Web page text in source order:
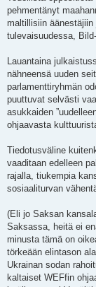
pehmentänyt
maltillisiin
tulevaisuudessa,
Lauantaina
nähneensä uuden
parlamenttiryhmän
puuttuvat selvästi
asukkaiden
ohjaavasta
Tiedotusväline
vaaditaan edelleen
rajalla, tiukempia
sosiaaliturvan
(Eli jo Saksan
Saksassa, heitä ei
minusta tämä on
törkeään elintason
Ukrainan sodan
kaltaiset WEFfin